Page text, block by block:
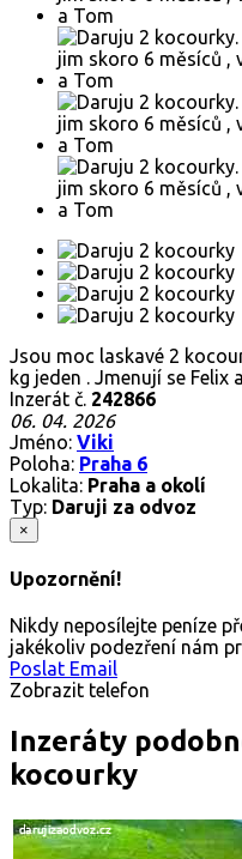
Jsou moc laskavé 2
kg jeden . Jmenují se Felix
Inzerát č. 242866
06. 04. 2026
Jméno: Viki
Poloha: Praha 6
Lokalita: Praha a okolí
Typ: Daruji za odvoz
×
Upozornění!
Nikdy neposílejte peníze
jakékoliv podezření nám
Poslat Email
Zobrazit telefon
Inzeráty
kocourky